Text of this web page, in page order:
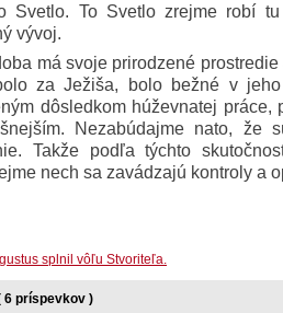
Svetlo. To Svetlo zrejme robí
vývoj.
má svoje prirodzené
za Ježiša, bolo bežné v
dôsledkom húževnatej
Nezabúdajme nato,
Takže podľa týchto
nech sa zavádzajú kontroly a
splnil vôľu Stvoriteľa.
6 príspevkov )